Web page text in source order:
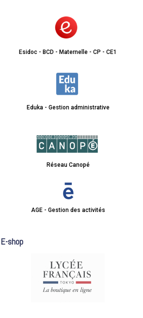
Esidoc - BCD - Maternelle - CP - CE1
Eduka - Gestion administrative
Réseau Canopé
AGE - Gestion des activités
E-shop